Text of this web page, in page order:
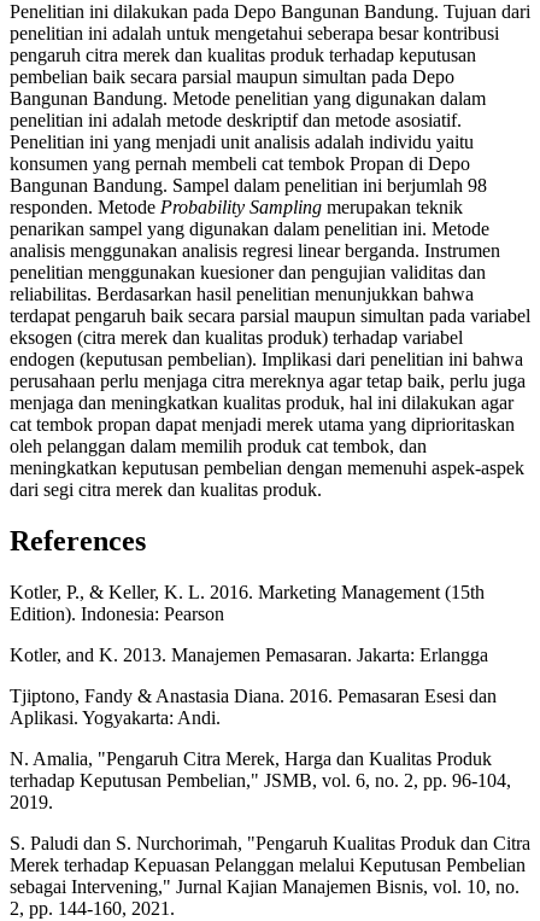
Penelitian ini dilakukan pada Depo Bangunan Bandung. Tujuan dari
penelitian ini adalah untuk mengetahui seberapa besar kontribusi
pengaruh citra merek dan kualitas produk terhadap keputusan
pembelian baik secara parsial maupun simultan pada Depo
Bangunan Bandung. Metode penelitian yang digunakan dalam
penelitian ini adalah metode deskriptif dan metode asosiatif.
Penelitian ini yang menjadi unit analisis adalah individu yaitu
konsumen yang pernah membeli cat tembok Propan di Depo
Bangunan Bandung. Sampel dalam penelitian ini berjumlah 98
responden. Metode Probability Sampling merupakan teknik
penarikan sampel yang digunakan dalam penelitian ini. Metode
analisis menggunakan analisis regresi linear berganda. Instrumen
penelitian menggunakan kuesioner dan pengujian validitas dan
reliabilitas. Berdasarkan hasil penelitian menunjukkan bahwa
terdapat pengaruh baik secara parsial maupun simultan pada variabel
eksogen (citra merek dan kualitas produk) terhadap variabel
endogen (keputusan pembelian). Implikasi dari penelitian ini bahwa
perusahaan perlu menjaga citra mereknya agar tetap baik, perlu juga
menjaga dan meningkatkan kualitas produk, hal ini dilakukan agar
cat tembok propan dapat menjadi merek utama yang diprioritaskan
oleh pelanggan dalam memilih produk cat tembok, dan
meningkatkan keputusan pembelian dengan memenuhi aspek-aspek
dari segi citra merek dan kualitas produk.
References
Kotler, P., & Keller, K. L. 2016. Marketing Management (15th
Edition). Indonesia: Pearson
Kotler, and K. 2013. Manajemen Pemasaran. Jakarta: Erlangga
Tjiptono, Fandy & Anastasia Diana. 2016. Pemasaran Esesi dan
Aplikasi. Yogyakarta: Andi.
N. Amalia, "Pengaruh Citra Merek, Harga dan Kualitas Produk
terhadap Keputusan Pembelian," JSMB, vol. 6, no. 2, pp. 96-104,
2019.
S. Paludi dan S. Nurchorimah, "Pengaruh Kualitas Produk dan Citra
Merek terhadap Kepuasan Pelanggan melalui Keputusan Pembelian
sebagai Intervening," Jurnal Kajian Manajemen Bisnis, vol. 10, no.
2, pp. 144-160, 2021.